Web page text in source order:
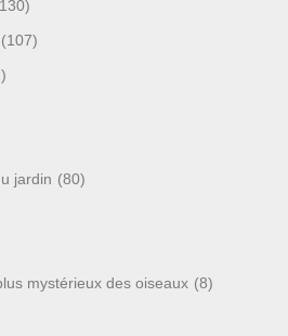
(107)
jardin (80)
mystérieux des oiseaux (8)